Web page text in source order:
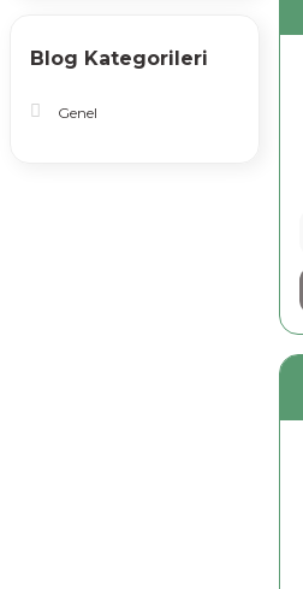
Blog Kategorileri
Genel